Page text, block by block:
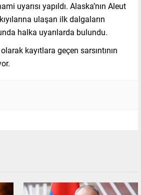
uyarısı yapıldı. Alaska’nın Aleut
ulaşan ilk dalgaların
halka uyarılarda bulundu.
kayıtlara geçen sarsıntının